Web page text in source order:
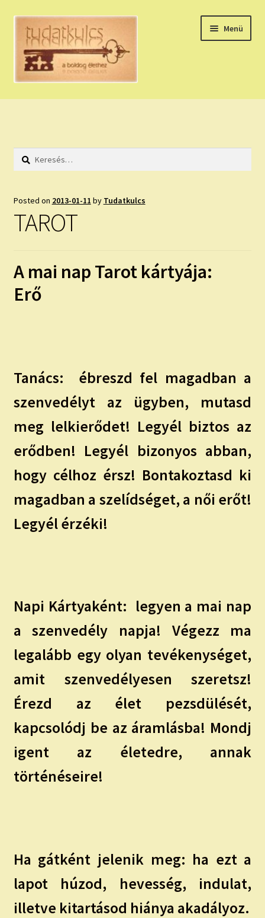
Ugrás
navigációhoz
Kilépés
tartalomba
Menü
HÚZZ EGY KÁRTYÁT!
HOLDNAPTÁR
NAPI ASZTROLÓGIA
ISMERJ MEG!
TAROT ELEMZÉS MEGRENDELÉSE LIMITÁLT!
AJÁNDÉKOKKAL!
Keresés:
Posted on 2013-01-11 by Tudatkulcs
TAROT
A mai nap Tarot kártyája:
Erő
Tanács:
ébreszd fel magadban a
szenvedélyt az ügyben, mutasd
meg lelkierődet! Legyél biztos az
erődben! Legyél bizonyos abban,
hogy célhoz érsz! Bontakoztasd ki
magadban a szelídséget, a női erőt!
Legyél érzéki!
Napi Kártyaként: legyen a mai nap
a szenvedély napja! Végezz ma
legalább egy olyan tevékenységet,
amit szenvedélyesen szeretsz!
Érezd az élet pezsdülését,
kapcsolódj be az áramlásba! Mondj
igent az életedre, annak
történéseire!
Ha gátként jelenik meg: ha ezt a
lapot húzod, hevesség, indulat,
illetve kitartásod hiánya akadályoz.